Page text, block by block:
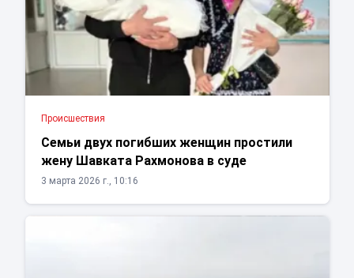
Проиcшествия
Семьи двух погибших женщин простили
жену Шавката Рахмонова в суде
3 марта 2026 г., 10:16